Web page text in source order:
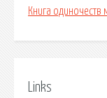
Книга одиночеств
Links